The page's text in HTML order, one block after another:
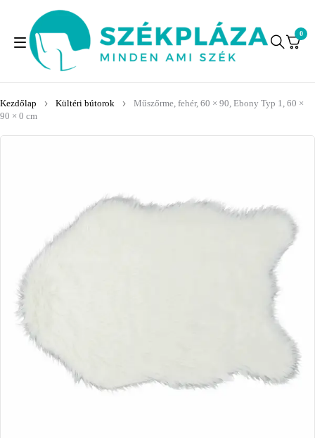
0
Kezdőlap Kültéri bútorok
Műszőrme, fehér, 60 × 90, Ebony Typ 1, 60 ×
90 × 0 cm